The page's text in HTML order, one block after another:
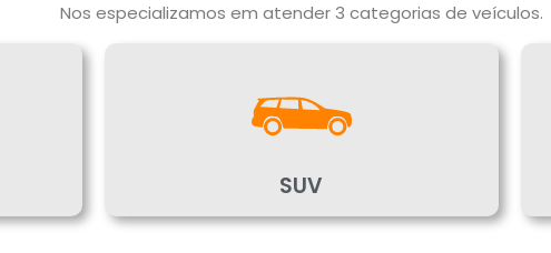
Nos especializamos em atender 3 categorias de veículos.
SUV